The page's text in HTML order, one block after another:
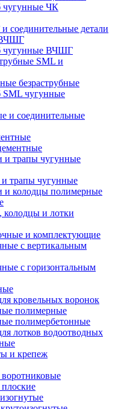
чугунные ЧК
детали
ВЧШГ
чугунные ВЧШГ
SML и
безраструбные
SML чугунные
и соединительные
трапы чугунные
трапы чугунные
колодцы полимерные
и лотки
и комплектующие
с вертикальным
с горизонтальным
кровельных воронок
полимерные
полимербетонные
лотков водоотводных
и крепеж